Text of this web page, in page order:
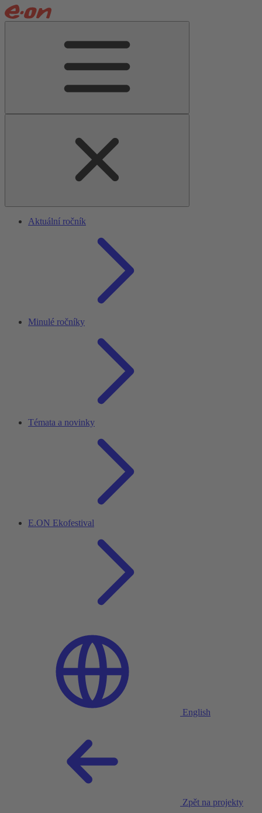
Aktuální ročník
Minulé ročníky
Témata a novinky
E.ON Ekofestival
English
Zpět na projekty